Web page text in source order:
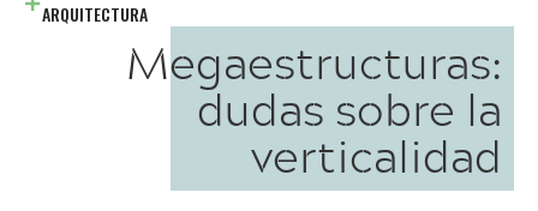
ARQUITECTURA
Megaestructuras:
dudas sobre la
verticalidad